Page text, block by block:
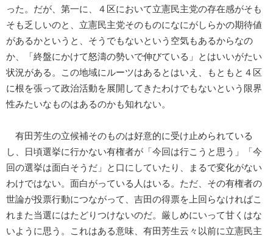
った。だが、第一に、４区において立憲民主党の存在感がそも
そも乏しいのと、立憲民主党そのものになにがしらかの期待値
があるかというと、そうでもないという空気もあるからなの
か、「終盤にかけて怒濤の勢いで伸びている」とはいいがたい
状況がある。この地域にルーツはあるとはいえ、もともと４区
に根を張って政治活動を展開してきたわけでもないという限界
性みたいなものはあるのかも知れない。
有田芳生の立候補そのものは好意的に受け止められている
し、日頃選挙に行かない有権者が「今回は行こうと思う」「今
回の選挙は面白そうだ」と口にしていたり、まるで変化がない
わけではない。面白がっている人はいる。ただ、その有権者の
世論が投票行動につながって、吉田の得票を上回らなければこ
れまた当選にはたどりつけないのだ。厳しめにいって甘くはな
いように思う。これはある意味、有田芳生云々以前に立憲民主